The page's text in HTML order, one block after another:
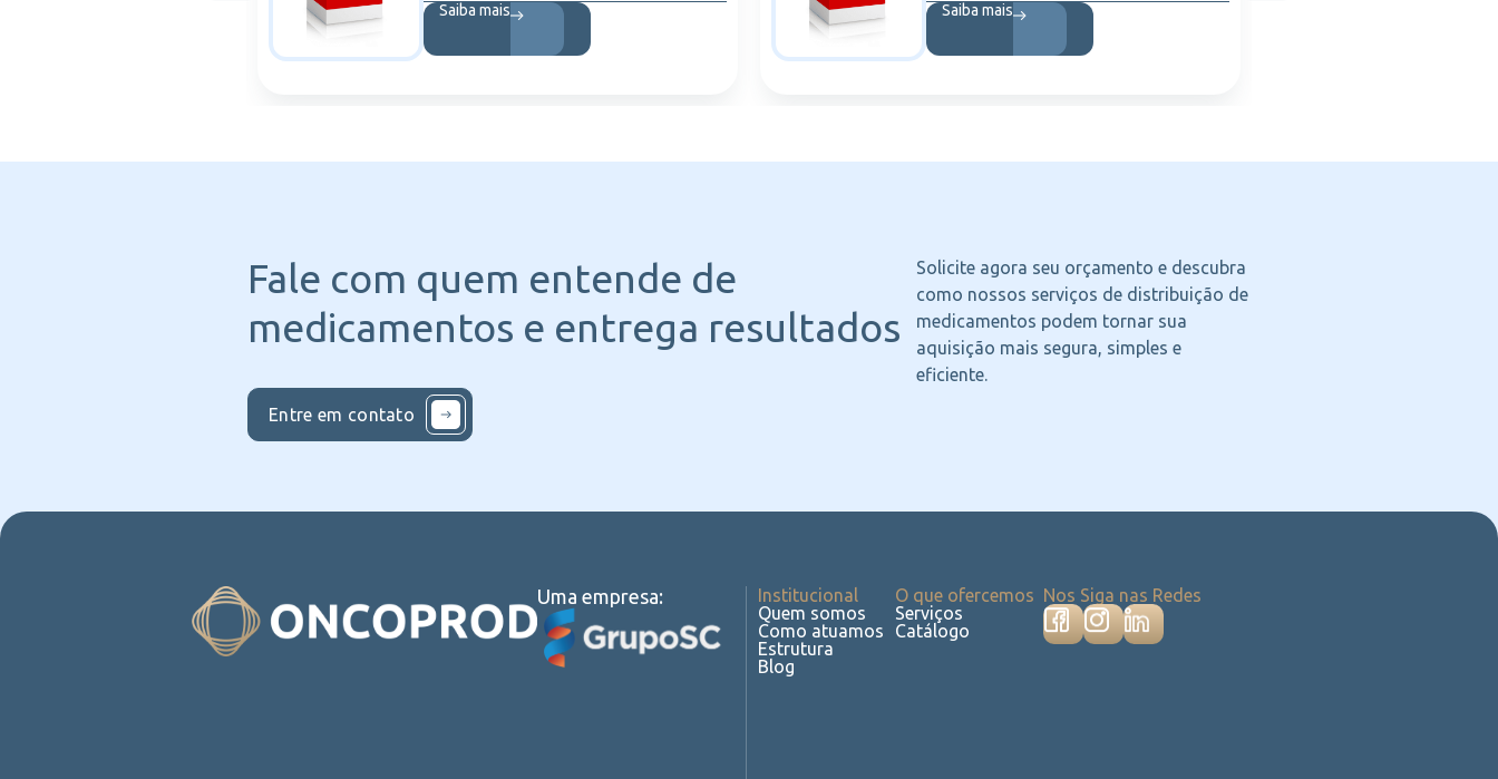
Saiba mais Saiba mais
Fale com quem entende de
medicamentos e entrega resultados
Solicite agora seu orçamento e descubra
como nossos serviços de distribuição de
medicamentos podem tornar sua
aquisição mais segura, simples e
eficiente.
Entre em contato
Uma empresa:
Institucional
Quem somos
Como atuamos
Estrutura
Blog
O que ofercemos
Serviços
Catálogo
Nos Siga nas Redes